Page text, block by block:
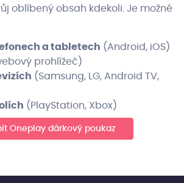
oblíbený obsah kdekoli. Je možné
a tabletech (Android, iOS)
prohlížeč)
(Samsung, LG, Android TV,
(PlayStation, Xbox)
Oneplay dárkový poukaz